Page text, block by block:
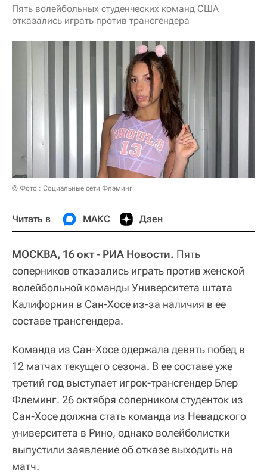
Пять волейбольных студенческих команд США
отказались играть против трансгендера
© Фото : Социальные сети Флэминг
Читать в МАКС Дзен
МОСКВА, 16 окт - РИА Новости. Пять
соперников отказались играть против женской
волейбольной команды Университета штата
Калифорния в Сан-Хосе из-за наличия в ее
составе трансгендера.
Команда из Сан-Хосе одержала девять побед в
12 матчах текущего сезона. В ее составе уже
третий год выступает игрок-трансгендер Блер
Флеминг. 26 октября соперником студенток из
Сан-Хосе должна стать команда из Невадского
университета в Рино, однако волейболистки
выпустили заявление об отказе выходить на
матч.